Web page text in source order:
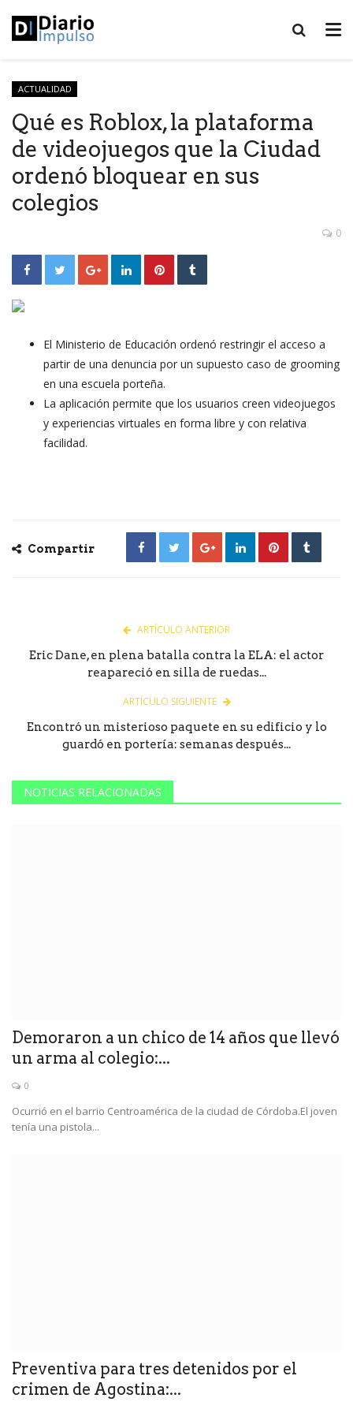
ACTUALIDAD
Qué es Roblox, la plataforma
de videojuegos que la Ciudad
ordenó bloquear en sus
colegios
0
El Ministerio de Educación ordenó restringir el acceso a
partir de una denuncia por un supuesto caso de grooming
en una escuela porteña.
La aplicación permite que los usuarios creen videojuegos
y experiencias virtuales en forma libre y con relativa
facilidad.
Compartir
ARTÍCULO ANTERIOR
Eric Dane, en plena batalla contra la ELA: el actor
reapareció en silla de ruedas...
ARTÍCULO SIGUIENTE
Encontró un misterioso paquete en su edificio y lo
guardó en portería: semanas después...
NOTICIAS RELACIONADAS
Demoraron a un chico de 14 años que llevó
un arma al colegio:...
0
Ocurrió en el barrio Centroamérica de la ciudad de Córdoba.El joven
tenía una pistola...
Preventiva para tres detenidos por el
crimen de Agostina:...